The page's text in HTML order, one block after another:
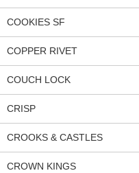
COOKIES SF
COPPER RIVET
COUCH LOCK
CRISP
CROOKS & CASTLES
CROWN KINGS